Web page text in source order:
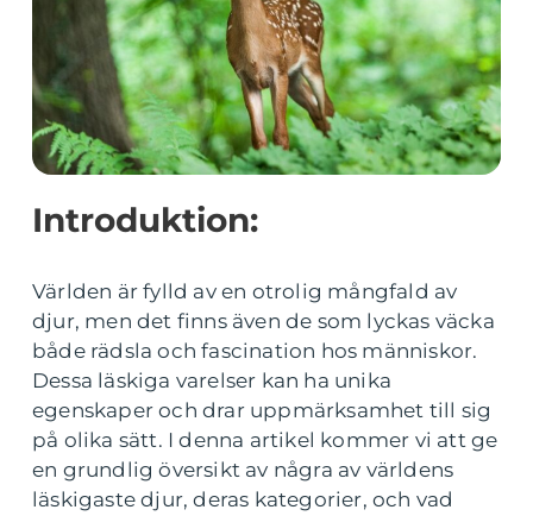
Introduktion:
Världen är fylld av en otrolig mångfald av
djur, men det finns även de som lyckas väcka
både rädsla och fascination hos människor.
Dessa läskiga varelser kan ha unika
egenskaper och drar uppmärksamhet till sig
på olika sätt. I denna artikel kommer vi att ge
en grundlig översikt av några av världens
läskigaste djur, deras kategorier, och vad